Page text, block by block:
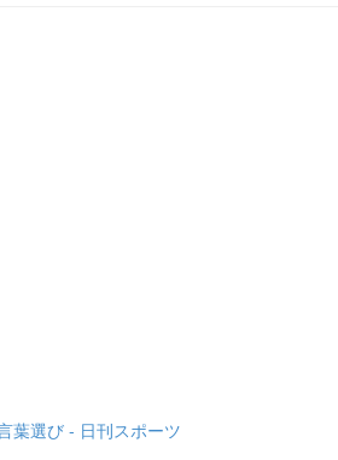
葉選び - 日刊スポーツ